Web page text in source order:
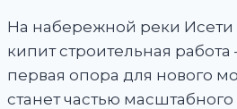
На набережной реки Исети
кипит строительная
первая опора для нового
станет частью